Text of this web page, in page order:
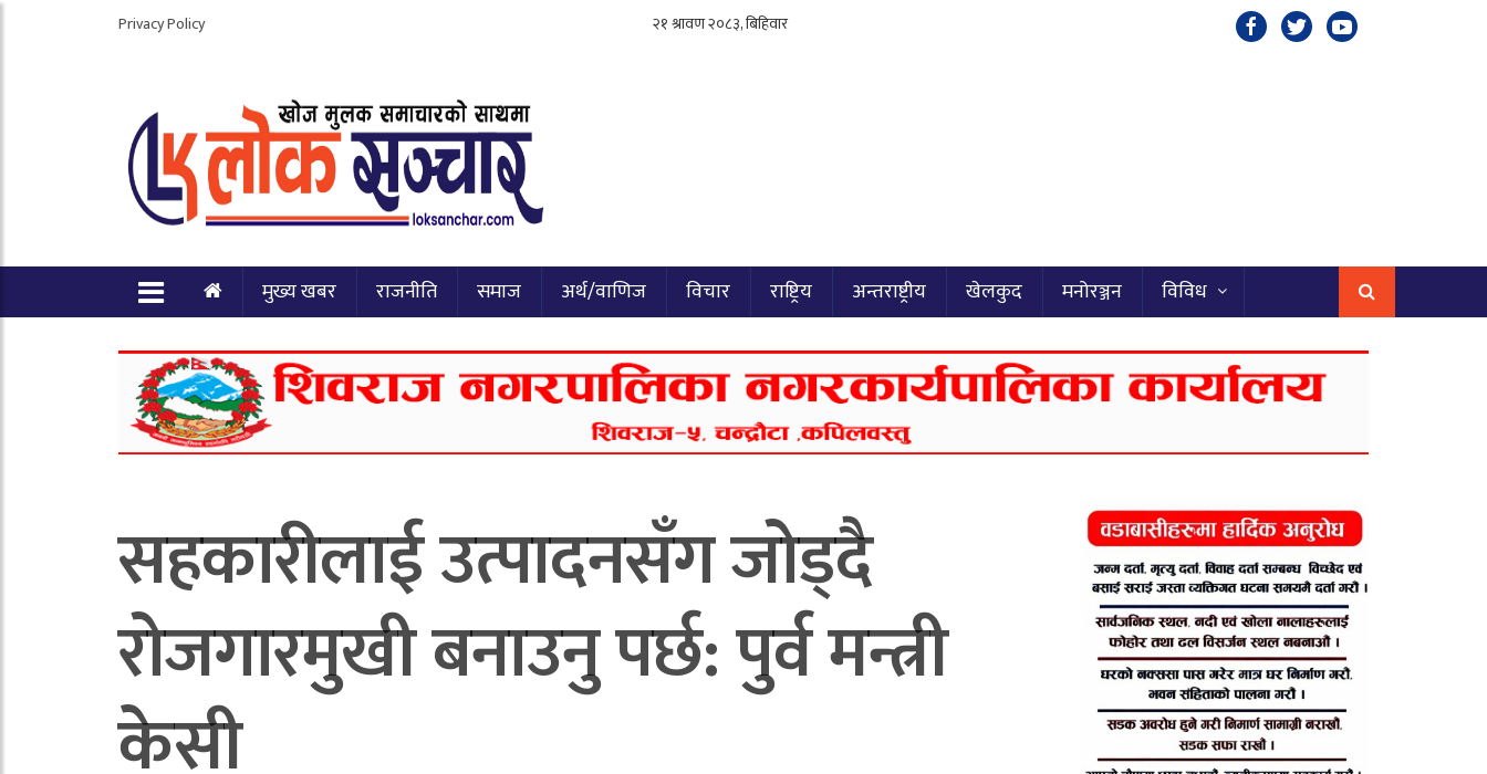
Privacy Policy
मुख्य खबर राजनीति समाज अर्थ/वाणिज विचार राष्ट्रिय अन्तराष्ट्रीय खेलकुद मनोरञ्जन विविध
सहकारीलाई उत्पादनसँग जोड्दै
रोजगारमुखी बनाउनु पर्छ: पुर्व मन्त्री
केसी